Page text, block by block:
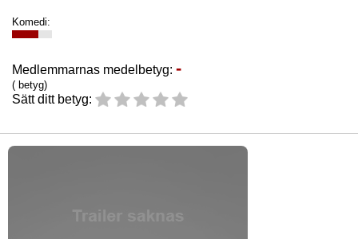
Komedi:
Medlemmarnas medelbetyg: -
( betyg)
Sätt ditt betyg: